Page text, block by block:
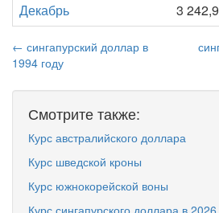
Декабрь
3
← сингапурский доллар в
1994 году
Смотрите также:
Курс австралийского доллара
Курс шведской кроны
Курс южнокорейской воны
Курс сингапурского доллара в 2026